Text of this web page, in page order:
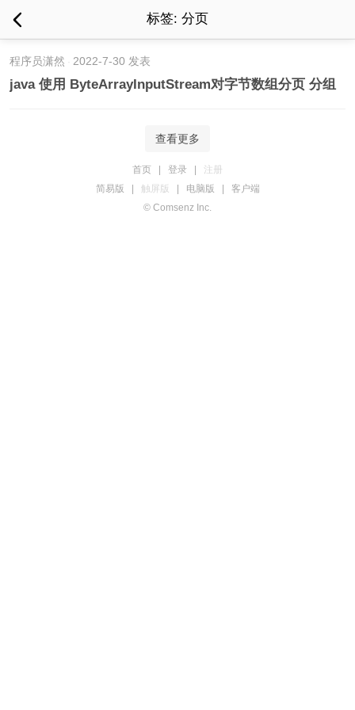
标签: 分页
程序员潇然 2022-7-30 发表
java 使用 ByteArrayInputStream对字节数组分页 分组
查看更多
首页 登录
注册
简易版
触屏版 电脑版
客户端
© Comsenz Inc.